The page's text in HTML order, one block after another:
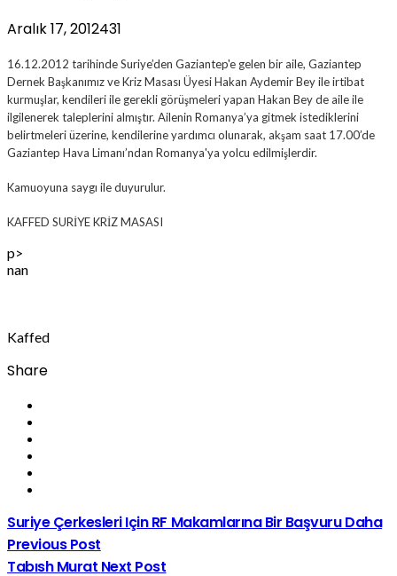
Aralık 17, 2012431
16.12.2012 tarihinde Suriye’den Gaziantep'e gelen bir aile, Gaziantep
Dernek Başkanımız ve Kriz Masası Üyesi Hakan Aydemir Bey ile irtibat
kurmuşlar, kendileri ile gerekli görüşmeleri yapan Hakan Bey de aile ile
ilgilenerek taleplerini almıştır. Ailenin Romanya’ya gitmek istediklerini
belirtmeleri üzerine, kendilerine yardımcı olunarak, akşam saat 17.00’de
Gaziantep Hava Limanı’ndan Romanya'ya yolcu edilmişlerdir.
Kamuoyuna saygı ile duyurulur.
KAFFED SURİYE KRİZ MASASI
p>
nan
Kaffed
Share
Suriye Çerkesleri Için RF Makamlarına Bir Başvuru Daha
Previous Post
Tabısh Murat Next Post